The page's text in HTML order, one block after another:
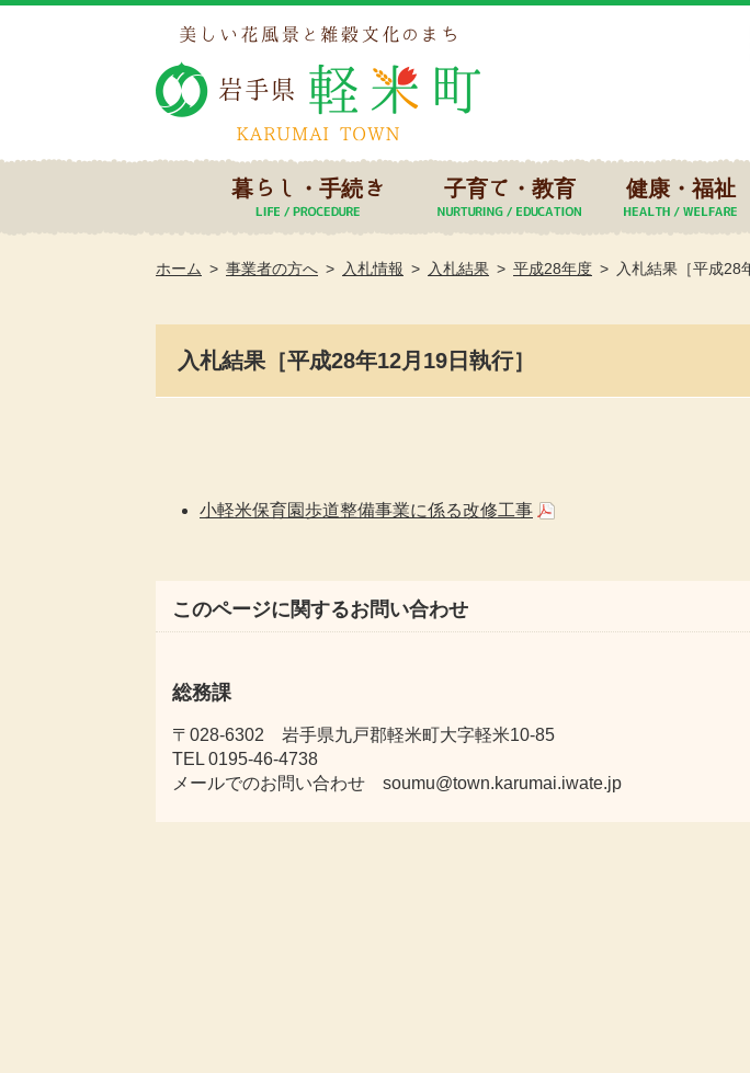
暮らし・手続き 子育て・教育 健康・福祉
ホーム 事業者の方へ 入札情報 入札結果 平成28年度 入札結果［平成28
入札結果［平成28年12月19日執行］
小軽米保育園歩道整備事業に係る改修工事
このページに関するお問い合わせ
総務課
〒028-6302 岩手県九戸郡軽米町大字軽米10-85
TEL 0195-46-4738
メールでのお問い合わせ soumu@town.karumai.iwate.jp